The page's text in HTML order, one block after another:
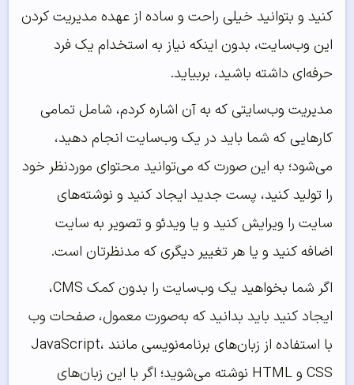
کنید و بتوانید خیلی راحت و ساده از عهده مدیریت کردن
این وب‌سایت، بدون اینکه نیاز به استخدام یک فرد
حرفه‌ای داشته باشید، بربیاید.
مدیریت وب‌سایتی که به آن اشاره کردم، شامل تمامی
کارهایی که شما باید در یک وب‌سایت انجام دهید،
می‌شود؛ به این صورت که می‌توانید محتوای موردنظر خود
را تولید کنید، پست جدید ایجاد کنید و نوشته‌های
سایت را ویرایش کنید و یا ویدئو و تصویر به سایت
اضافه کنید و یا هر تغییر دیگری که مدنظرتان است.
اگر شما بخواهید یک وب‌سایت را بدون کمک CMS،
ایجاد کنید باید بدانید که به‌صورت معمول، صفحات وب
با استفاده از زبان‌های برنامه‌نویسی مانند JavaScript،
CSS و HTML نوشته می‌شوید؛ اگر با این زبان‌های